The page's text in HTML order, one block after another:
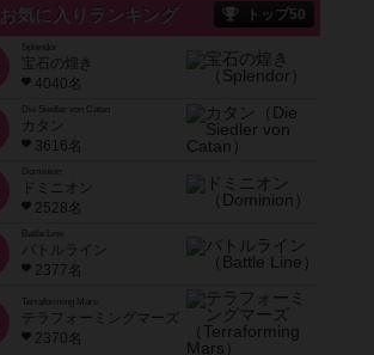
お気に入りランキング トップ50
宝石の煌き
4040名
Die Siedler von Catan
カタン
3616名
ドミニオン
2528名
Battle Line
バトルライン
2377名
Terraforming Mars
テラフォーミングマーズ
2370名